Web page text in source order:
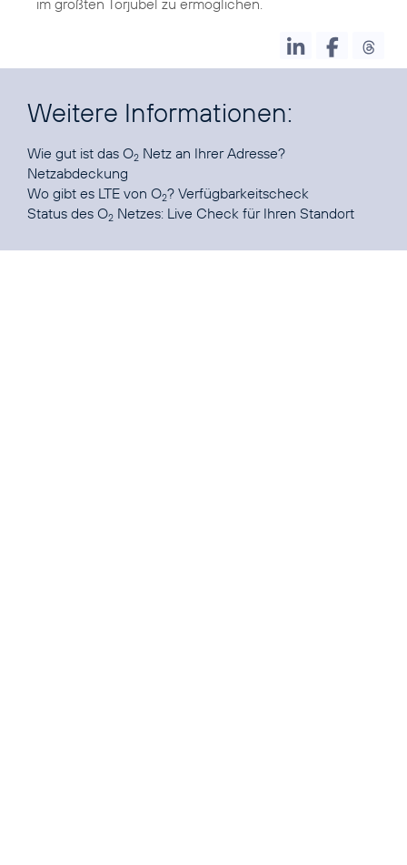
im größten Torjubel zu ermöglichen.
Weitere Informationen:
Wie gut ist das O2 Netz an Ihrer Adresse?
Netzabdeckung
Wo gibt es LTE von O2? Verfügbarkeitscheck
Status des O2 Netzes: Live Check für Ihren Standort